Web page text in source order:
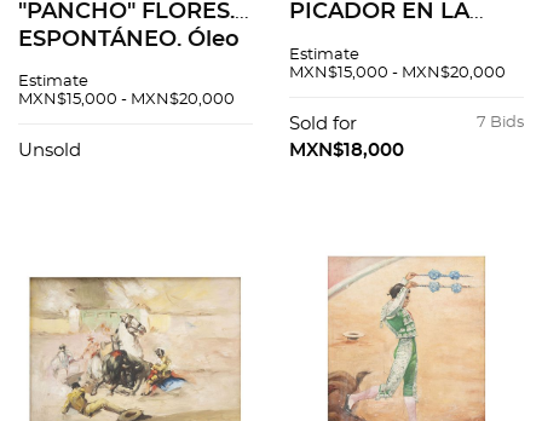
"PANCHO" FLORES.
ESPONTÁNEO. Óleo
cm.
Estimate
MXN$15,000 - MXN$20,000
Unsold
PICADOR EN LA
Fundición en bronce
de mármol. Firmada,
fechada y seriada.
Estimate
MXN$15,000 - MXN$20,000
7 Bids
Sold for
MXN$18,000